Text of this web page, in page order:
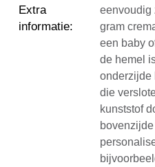
Extra
informatie:
eenvoudig
gram
een baby
de hemel
onderzijde
die
kunststof